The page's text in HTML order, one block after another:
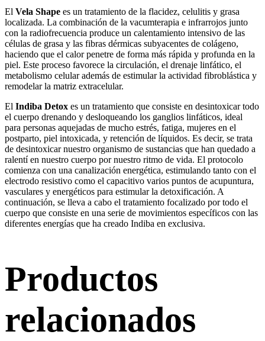
El Vela Shape es un tratamiento de la flacidez, celulitis y grasa
localizada. La combinación de la vacumterapia e infrarrojos junto
con la radiofrecuencia produce un calentamiento intensivo de las
células de grasa y las fibras dérmicas subyacentes de colágeno,
haciendo que el calor penetre de forma más rápida y profunda en la
piel. Este proceso favorece la circulación, el drenaje linfático, el
metabolismo celular además de estimular la actividad fibroblástica y
remodelar la matriz extracelular.
El Indiba Detox es un tratamiento que consiste en desintoxicar todo
el cuerpo drenando y desloqueando los ganglios linfáticos, ideal
para personas aquejadas de mucho estrés, fatiga, mujeres en el
postparto, piel intoxicada, y retención de líquidos. Es decir, se trata
de desintoxicar nuestro organismo de sustancias que han quedado a
ralentí en nuestro cuerpo por nuestro ritmo de vida. El protocolo
comienza con una canalización energética, estimulando tanto con el
electrodo resistivo como el capacitivo varios puntos de acupuntura,
vasculares y energéticos para estimular la detoxificación. A
continuación, se lleva a cabo el tratamiento focalizado por todo el
cuerpo que consiste en una serie de movimientos específicos con las
diferentes energías que ha creado Indiba en exclusiva.
Productos
relacionados